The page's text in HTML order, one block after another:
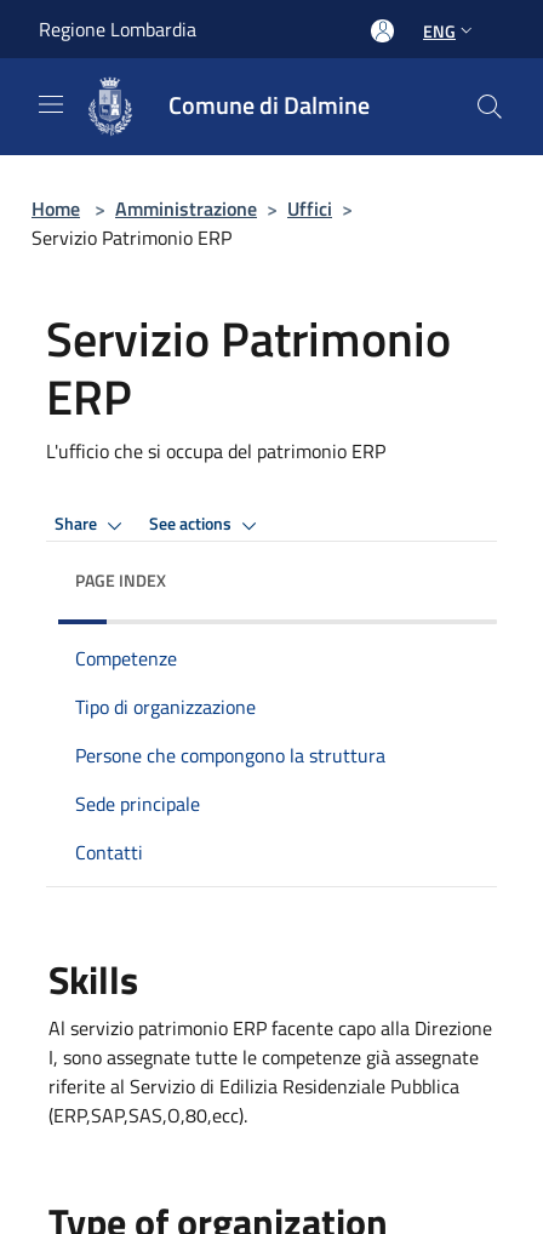
Regione Lombardia ENG
Comune di Dalmine
Home > Amministrazione > Uffici >
Servizio Patrimonio ERP
Servizio Patrimonio
ERP
L'ufficio che si occupa del patrimonio ERP
Share See actions
PAGE INDEX
Competenze
Tipo di organizzazione
Persone che compongono la struttura
Sede principale
Contatti
Skills
Al servizio patrimonio ERP facente capo alla Direzione
I, sono assegnate tutte le competenze già assegnate
riferite al Servizio di Edilizia Residenziale Pubblica
(ERP,SAP,SAS,O,80,ecc).
Type of organization